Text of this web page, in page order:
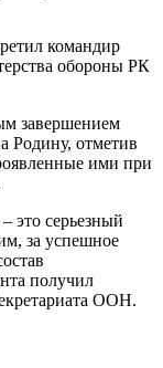
командир
обороны РК
завершением
Родину, отметив
ими при
это серьезный
за успешное
получил
ООН.